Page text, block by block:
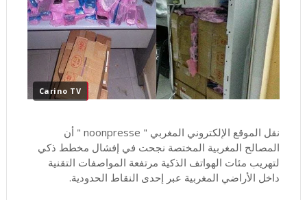
Carino TV
نقل الموقع الإلكتروني المغربي " noonpresse " أن
المصالح المغربية المختصة نجحت في إفشال مخطط ذكي
لتهريب مئات الهواتف الذكية مرتفعة المواصفات التقنية
داخل الأراضي المغربية عبر إحدى النقاط الحدودية.